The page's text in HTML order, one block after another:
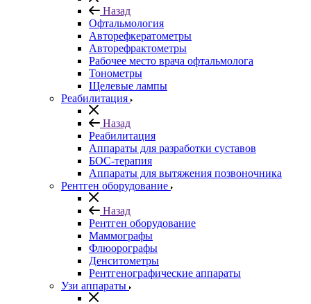
Назад
Офтальмология
Авторефкератометры
Авторефрактометры
Рабочее место врача офтальмолога
Тонометры
Щелевые лампы
Реабилитация
Назад
Реабилитация
Аппараты для разработки суставов
БОС-терапия
Аппараты для вытяжения позвоночника
Рентген оборудование
Назад
Рентген оборудование
Маммографы
Флюорографы
Денситометры
Рентгенографические аппараты
Узи аппараты